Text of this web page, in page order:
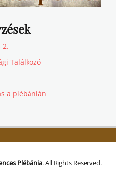
2.
Találkozó
a plébánián
Plébánia. All Rights Reserved. |